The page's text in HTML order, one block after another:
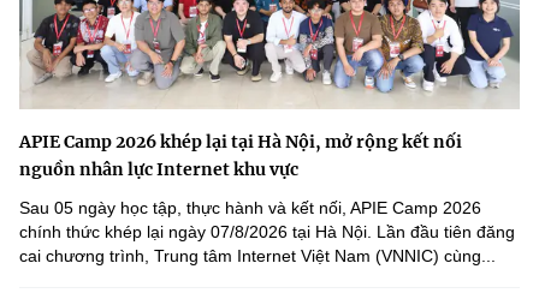
APIE Camp 2026 khép lại tại Hà Nội, mở rộng kết nối
nguồn nhân lực Internet khu vực
Sau 05 ngày học tập, thực hành và kết nối, APIE Camp 2026
chính thức khép lại ngày 07/8/2026 tại Hà Nội. Lần đầu tiên đăng
cai chương trình, Trung tâm Internet Việt Nam (VNNIC) cùng...